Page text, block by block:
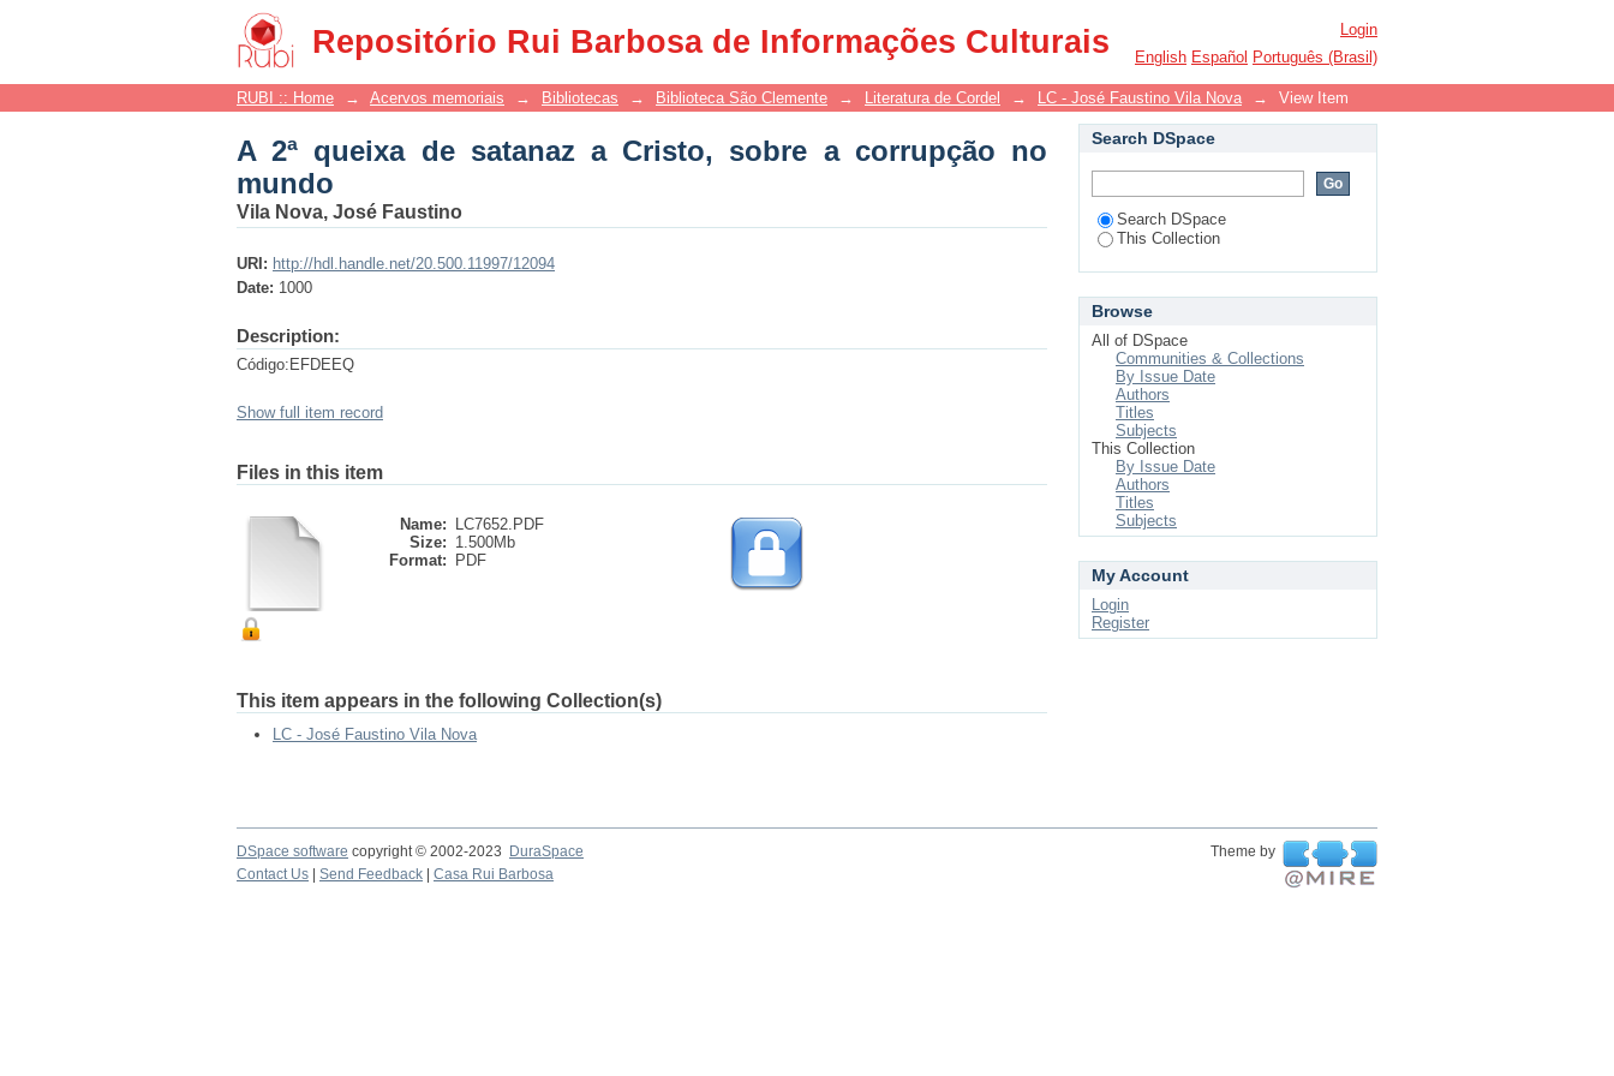
Repositório Rui Barbosa de Informações Culturais
A 2ª queixa de satanaz a Cristo, sobre a corrupção no mundo
Login
English Español Português (Brasil)
RUBI :: Home → Acervos memoriais → Bibliotecas → Biblioteca São Clemente → Literatura de Cordel → LC - José Faustino Vila Nova → View Item
A 2ª queixa de satanaz a Cristo, sobre a corrupção no
mundo
Vila Nova, José Faustino
URI: http://hdl.handle.net/20.500.11997/12094
Date: 1000
Description:
Código:EFDEEQ
Show full item record
Files in this item
Name:
LC7652.PDF
Size: 1.500Mb
Format:
PDF
This item appears in the following Collection(s)
LC - José Faustino Vila Nova
Search DSpace
Search DSpace
This Collection
Browse
All of DSpace
Communities & Collections
By Issue Date
Authors
Titles
Subjects
This Collection
By Issue Date
Authors
Titles
Subjects
My Account
Login
Register
DSpace software copyright © 2002-2023 DuraSpace
Theme by
Contact Us
Send Feedback Casa Rui Barbosa